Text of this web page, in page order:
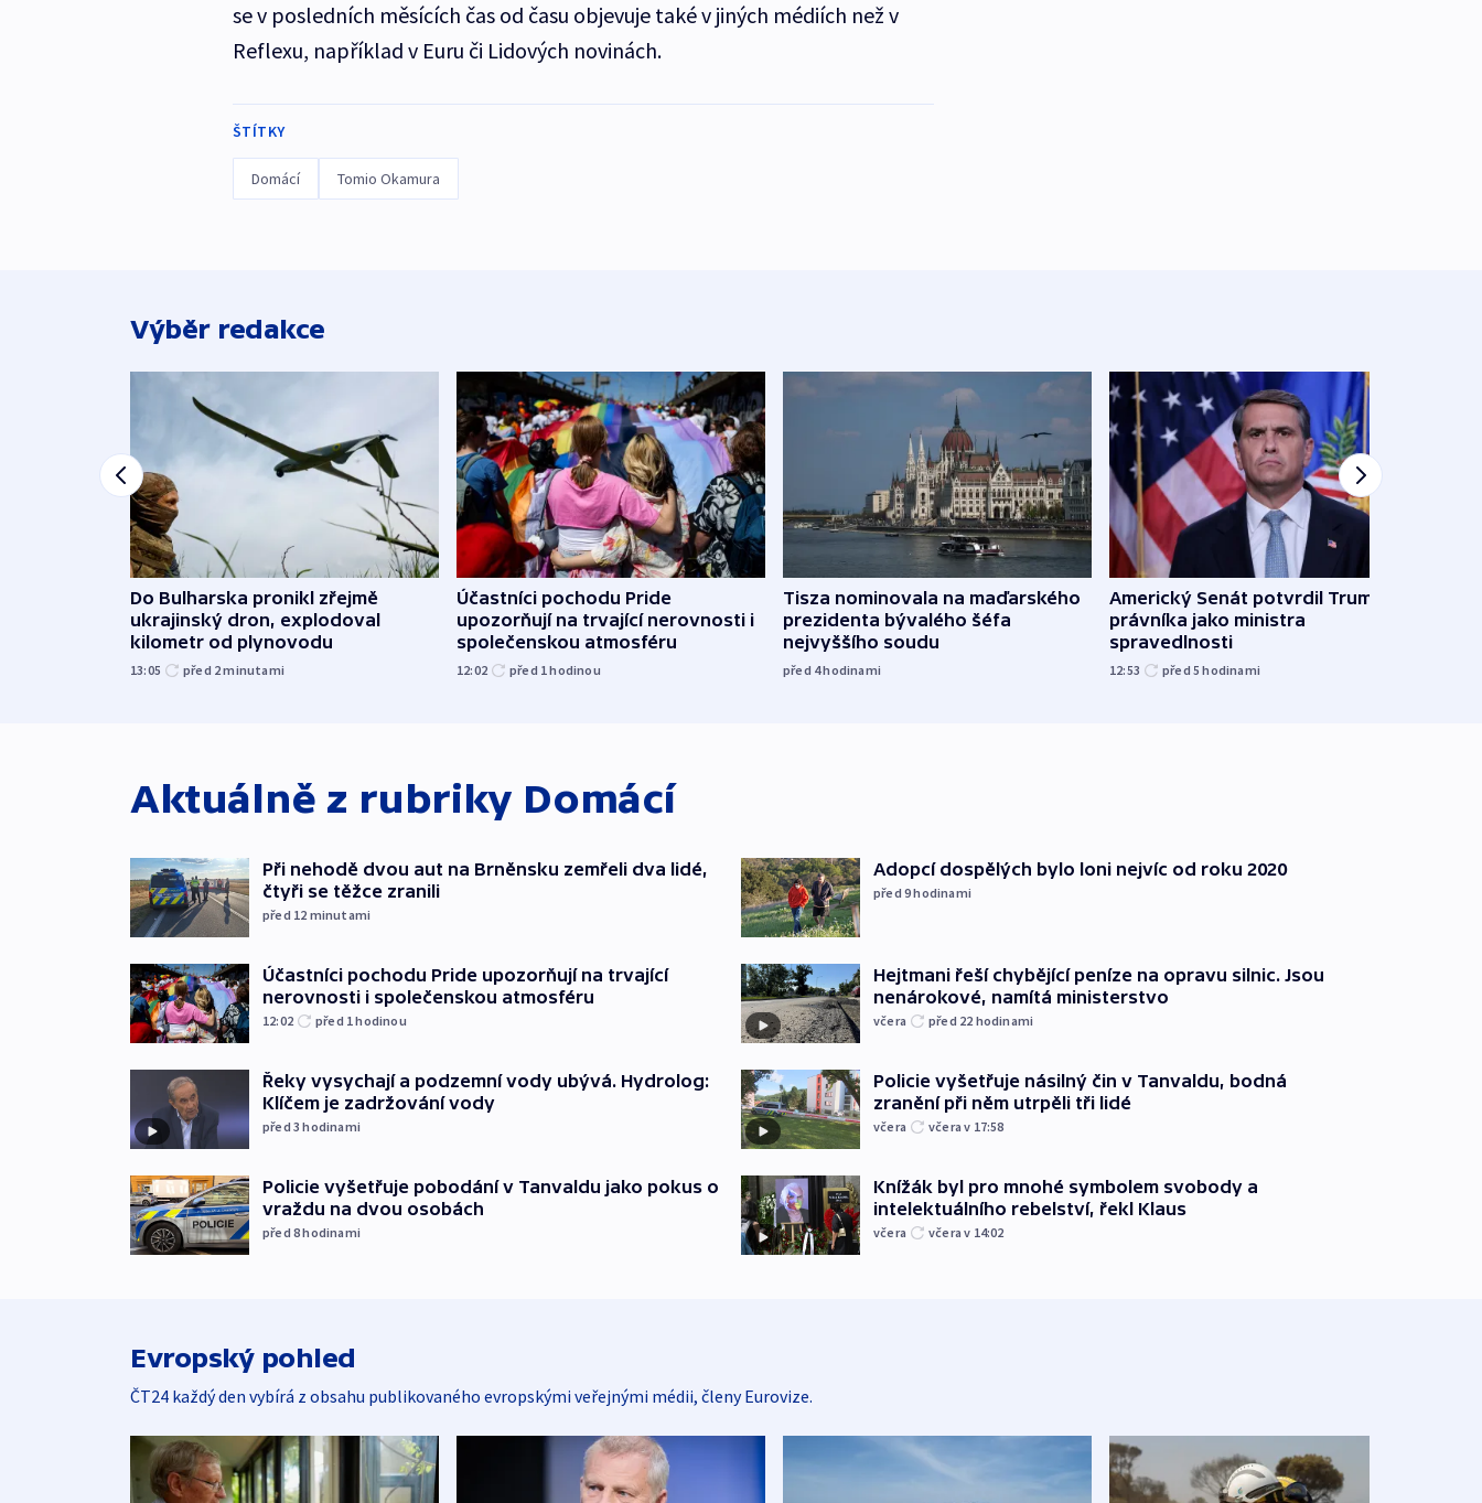
se v posledních měsících čas od času objevuje také v jiných médiích než v
Reflexu, například v Euru či Lidových novinách.
ŠTÍTKY
Domácí Tomio Okamura
Výběr redakce
Do Bulharska pronikl zřejmě
ukrajinský dron, explodoval
kilometr od plynovodu
13:05 před 2minutami
Účastníci pochodu Pride
upozorňují na trvající nerovnosti i
společenskou atmosféru
12:02 před 1hodinou
Tisza nominovala na maďarského
prezidenta bývalého šéfa
nejvyššího soudu
před 4hodinami
Americký Senát potvrdil Trumpova
právníka jako ministra
spravedlnosti
12:53 před 5hodinami
Aktuálně z rubriky Domácí
Při nehodě dvou aut na Brněnsku zemřeli dva lidé,
čtyři se těžce zranili
před 12 minutami
Účastníci pochodu Pride upozorňují na trvající
nerovnosti i společenskou atmosféru
12:02 před 1hodinou
Řeky vysychají a podzemní vody ubývá. Hydrolog:
Klíčem je zadržování vody
před 3hodinami
Policie vyšetřuje pobodání v Tanvaldu jako pokus o
vraždu na dvou osobách
před 8hodinami
Adopcí dospělých bylo loni nejvíc od roku 2020
před 9hodinami
Hejtmani řeší chybějící peníze na opravu silnic. Jsou
nenárokové, namítá ministerstvo
včera před 22 hodinami
Policie vyšetřuje násilný čin v Tanvaldu, bodná
zranění při něm utrpěli tři lidé
včera včera v 17:58
Knížák byl pro mnohé symbolem svobody a
intelektuálního rebelství, řekl Klaus
včera včera v 14:02
Evropský pohled
ČT24 každý den vybírá z obsahu publikovaného evropskými veřejnými médii, členy Eurovize.